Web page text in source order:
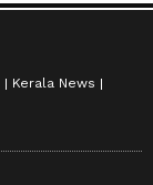
Kerala News